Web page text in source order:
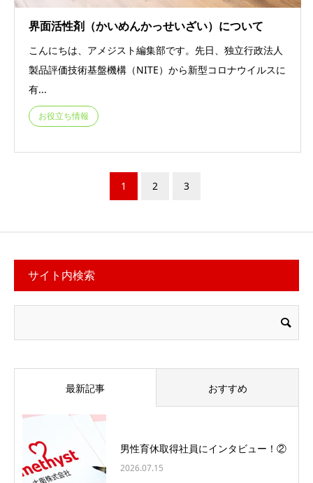
界面活性剤（かいめんかっせいざい）について
こんにちは、アメジスト編集部です。先日、独立行政法人
製品評価技術基盤機構（NITE）から新型コロナウイルスに
有...
お役立ち情報
1 2 3
サイト内検索
最新記事 おすすめ
男性育休取得社員にインタビュー！②
2026.07.15